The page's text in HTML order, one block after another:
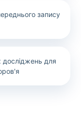
запису
для